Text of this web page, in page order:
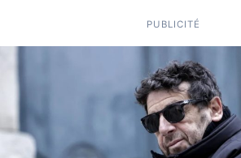
PUBLICITÉ